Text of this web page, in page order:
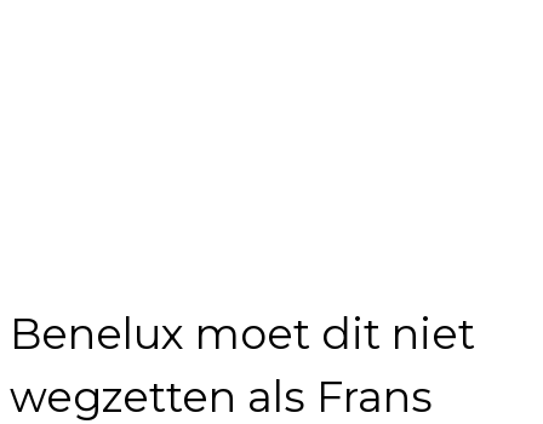
Benelux moet dit niet
wegzetten als Frans